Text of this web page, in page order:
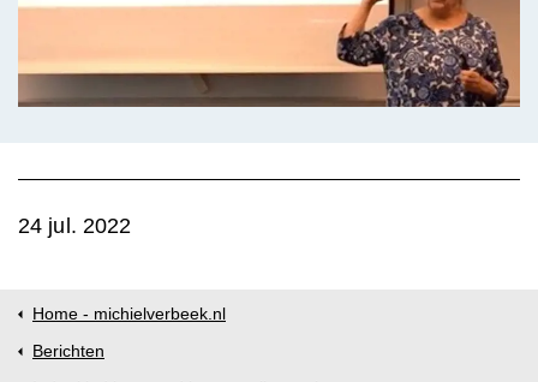
24 jul. 2022
Home - michielverbeek.nl
Berichten